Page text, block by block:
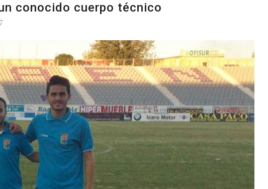
conocido cuerpo técnico